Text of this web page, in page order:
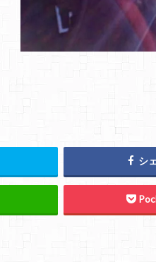
シ